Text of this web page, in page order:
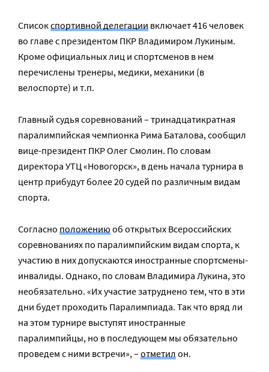
Списокспортивной делегации включает 416 человек
во главе с президентом ПКР Владимиром Лукиным.
Кроме официальных лиц и спортсменов в нем
перечислены тренеры, медики, механики (в
велоспорте) и т.п.
Главный судья соревнований – тринадцатикратная
паралимпийская чемпионка Рима Баталова, сообщил
вице-президент ПКР Олег Смолин. По словам
директора УТЦ «Новогорск», в день начала турнира в
центр прибудут более 20 судей по различным видам
спорта.
Согласно положению об открытых Всероссийских
соревнованиях по паралимпийским видам спорта, к
участию в них допускаются иностранные спортсмены-
инвалиды. Однако, по словам Владимира Лукина, это
необязательно. «Их участие затруднено тем, что в эти
дни будет проходить Паралимпиада. Так что вряд ли
на этом турнире выступят иностранные
паралимпийцы, но в последующем мы обязательно
проведем с ними встречи», – отметил он.